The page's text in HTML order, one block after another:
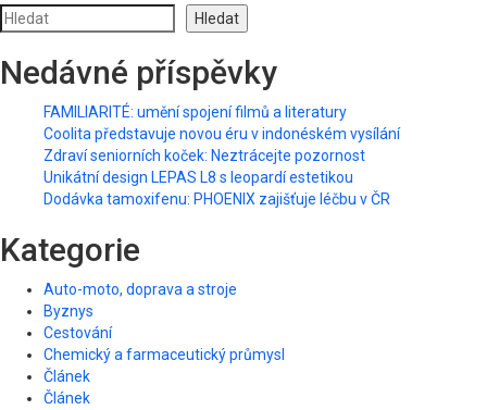
Hledat
Nedávné příspěvky
FAMILIARITÉ: umění spojení filmů a literatury
Coolita představuje novou éru v indonéském vysílání
Zdraví seniorních koček: Neztrácejte pozornost
Unikátní design LEPAS L8 s leopardí estetikou
Dodávka tamoxifenu: PHOENIX zajišťuje léčbu v ČR
Kategorie
Auto-moto, doprava a stroje
Byznys
Cestování
Chemický a farmaceutický průmysl
Článek
Článek